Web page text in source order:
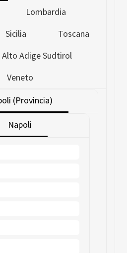
Lombardia
Sicilia
Toscana
Adige Sudtirol
Veneto
(Provincia)
Napoli